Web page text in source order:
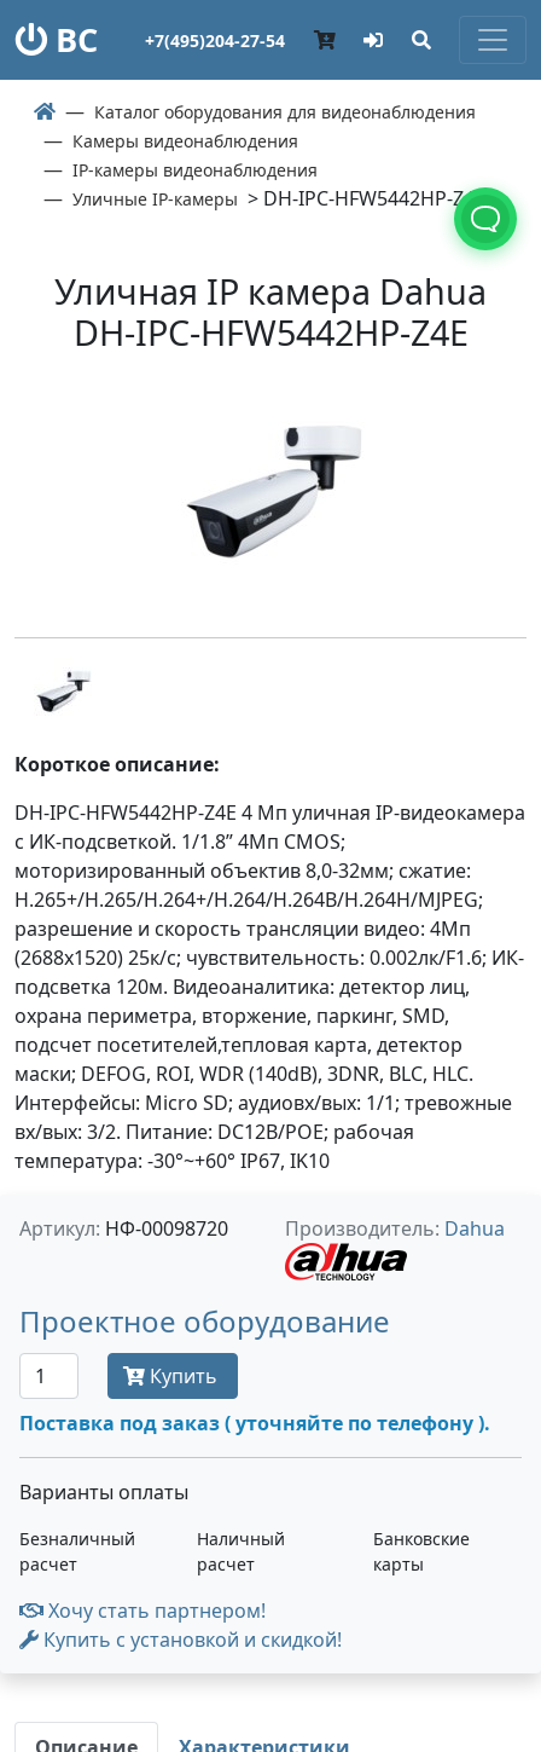
ВС +7(495)204-27-54
Каталог оборудования для видеонаблюдения
Камеры видеонаблюдения
IP-камеры видеонаблюдения
Уличные IP-камеры > DH-IPC-HFW5442HP-Z4E
Уличная IP камера Dahua
DH-IPC-HFW5442HP-Z4E
Короткое описание:
DH-IPC-HFW5442HP-Z4E 4 Mп уличная IP-видеокамера
с ИК-подсветкой. 1/1.8” 4Мп CMOS;
моторизированный объектив 8,0-32мм; сжатие:
H.265+/H.265/H.264+/H.264/H.264B/H.264H/MJPEG;
разрешение и скорость трансляции видео: 4Мп
(2688х1520) 25к/с; чувствительность: 0.002лк/F1.6; ИК-
подсветка 120м. Видеоаналитика: детектор лиц,
охрана периметра, вторжение, паркинг, SMD,
подсчет посетителей,тепловая карта, детектор
маски; DEFOG, ROI, WDR (140dB), 3DNR, BLC, HLC.
Интерфейсы: Micro SD; аудиовх/вых: 1/1; тревожные
вх/вых: 3/2. Питание: DC12В/PОE; рабочая
температура: -30°~+60° IP67, IK10
Артикул: НФ-00098720 Производитель: Dahua
Проектное оборудование
Купить
Поставка под заказ ( уточняйте по телефону ).
Варианты оплаты
Безналичный
расчет
Наличный
расчет
Банковские
карты
Хочу стать партнером!
Купить с установкой и скидкой!